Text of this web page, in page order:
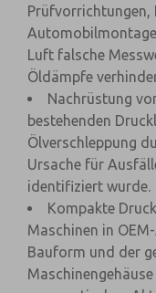
Prüfvorrichtungen,
Luft falsche
Öldämpfe
Nachrüstung
bestehenden
Ölverschleppung
Ursache für
identifiziert wurde.
Kompakte
Maschinen in
Bauform und der